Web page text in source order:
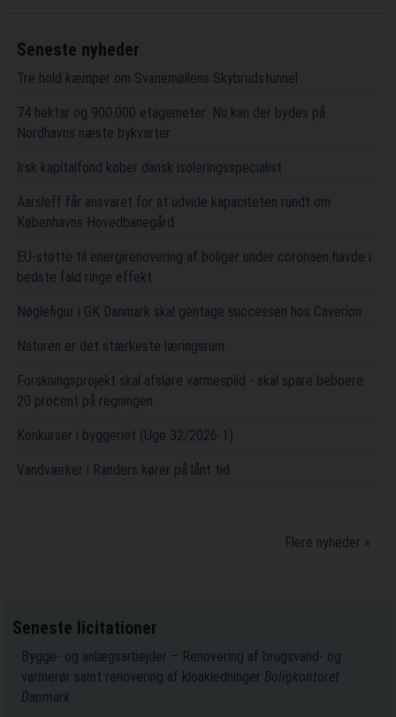
Seneste nyheder
Tre hold kæmper om Svanemøllens Skybrudstunnel
74 hektar og 900.000 etagemeter: Nu kan der bydes på
Nordhavns næste bykvarter
Irsk kapitalfond køber dansk isoleringsspecialist
Aarsleff får ansvaret for at udvide kapaciteten rundt om
Københavns Hovedbanegård
EU-støtte til energirenovering af boliger under coronaen havde i
bedste fald ringe effekt
Nøglefigur i GK Danmark skal gentage successen hos Caverion
Naturen er det stærkeste læringsrum
Forskningsprojekt skal afsløre varmespild - skal spare beboere
20 procent på regningen
Konkurser i byggeriet (Uge 32/2026-1)
Vandværker i Randers kører på lånt tid
Flere nyheder »
Seneste licitationer
Bygge- og anlægsarbejder – Renovering af brugsvand- og
varmerør samt renovering af kloakledninger Boligkontoret
Danmark